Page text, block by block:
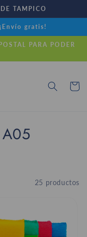
TAMPICO
gratis!
PARA PODER
Carrito
A05
25 productos